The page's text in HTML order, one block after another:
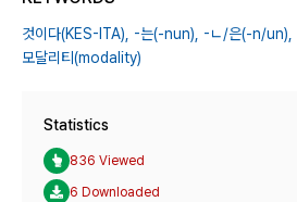
것이다(KES-ITA), -는(-nun), -ㄴ/은(-n/un),
모달리티(modality)
Statistics
836 Viewed
6 Downloaded